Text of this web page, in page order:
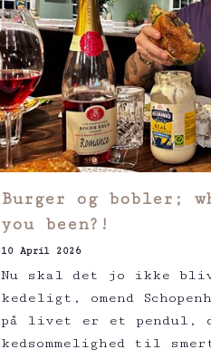
Burger og bobler;
you been?!
10 April 2026
Nu skal det jo ikke
kedeligt, omend
på livet er et pendul,
kedsommelighed til